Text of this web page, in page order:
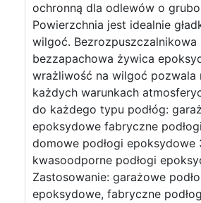
ochronną dla odlewów o
Powierzchnia jest idealnie
wilgoć. Bezrozpuszczalnikowa
bezzapachowa żywica
wrażliwość na wilgoć pozwala
każdych warunkach
do każdego typu podłóg:
epoksydowe fabryczne
domowe podłogi epoksydowe
kwasoodporne podłogi
Zastosowanie: garażowe
epoksydowe, fabryczne